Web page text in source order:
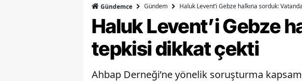
Gündemce Gündem Haluk Levent’i Gebze halkına sorduk:
Haluk Levent’i Gebze
tepkisi dikkat çekti
Ahbap Derneği’ne yönelik soruşturma